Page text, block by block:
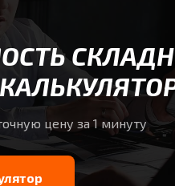
цену за 1 минуту